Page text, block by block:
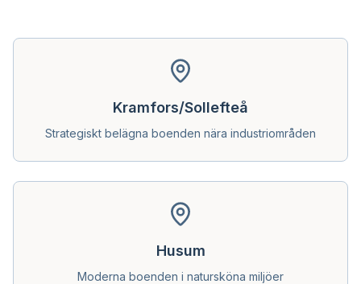
Kramfors/Sollefteå
Strategiskt belägna boenden nära industriområden
Husum
Moderna boenden i natursköna miljöer